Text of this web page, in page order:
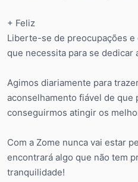
+ Feliz
Liberte-se de preocupações
que necessita para se dedicar
Agimos diariamente para
aconselhamento fiável de que
conseguirmos atingir os
Com a Zome nunca vai estar
encontrará algo que não tem
tranquilidade!